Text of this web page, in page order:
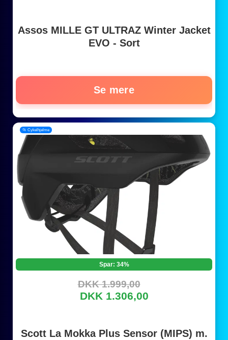
Assos MILLE GT ULTRAZ Winter Jacket
EVO - Sort
Se mere
📂 Cykelhjelme
Spar: 34%
DKK 1.999,00
DKK 1.306,00
Scott La Mokka Plus Sensor (MIPS) m.